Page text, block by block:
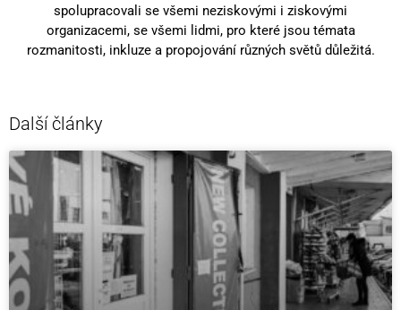
spolupracovali se všemi neziskovými i ziskovými
organizacemi, se všemi lidmi, pro které jsou témata
rozmanitosti, inkluze a propojování různých světů důležitá.
Další články